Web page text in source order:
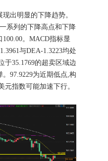
出明显的下降趋势。
系列的下降高点和下降
。MACD指标显
与DEA-1.3223均处
于35.1769的超卖区域边
97.9229为近期低点,构
元指数可能加速下行。